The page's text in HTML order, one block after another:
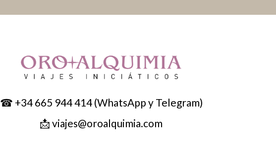
☎ +34 665 944 414 (WhatsApp y Telegram)
📩 viajes@oroalquimia.com